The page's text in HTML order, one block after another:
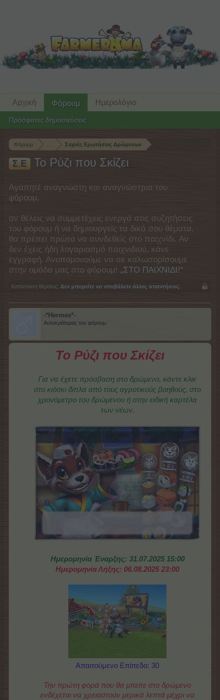
Φόρουμ Συχνές Ερωτήσεις Δρώμενων
Σ.Ε Το Ρύζι που Σκίζει
Αγαπητέ αναγνώστη και αναγνώστρια του
φόρουμ,
αν θέλεις να συμμετέχεις ενεργά στις συζητήσεις
του φόρουμ ή να δημιουργείς τα δικά σου θέματα,
θα πρέπει πρώτα να συνδεθείς στο παιχνίδι. Αν
δεν έχεις ήδη λογαριασμό παιχνιδιού, κάνε
εγγραφή. Ανυπομονούμε να σε καλωσορίσουμε
στην ομάδα μας στο φόρουμ! „ΣΤΟ ΠΑΙΧΝΙΔΙ!“
Κατάσταση θέματος: Δεν μπορείτε να υποβάλετε άλλες απαντήσεις.
-*Hermes*-
Αυτοκράτορας του φόρουμ
Το Ρύζι που Σκίζει
Για να έχετε πρόσβαση στο δρώμενο, κάντε κλικ
στο κιόσκι δίπλα από τους αγροτικούς βοηθούς, στο
χρονόμετρο του δρώμενου ή στην ειδική καρτέλα
των νέων.
Ημερομηνία Έναρξης: 31.07.2025 15:00
Ημερομηνία Λήξης: 06.08.2025 23:00
Απαιτούμενο Επίπεδο: 30
Την πρώτη φορά που θα μπείτε στο δρώμενο
ενδέχεται να χρειαστούν μερικά λεπτά μέχρι να
Αρχική Φόρουμ
Πρόσφατες δημοσιεύσεις
Ημερολόγιο